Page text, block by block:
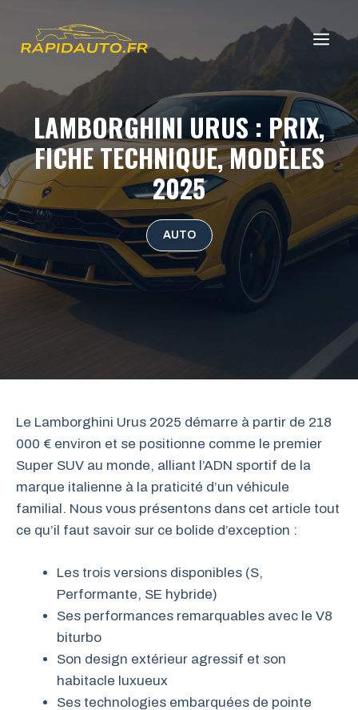
contenu
LAMBORGHINI URUS : PRIX,
FICHE TECHNIQUE, MODÈLES
2025
AUTO
Le Lamborghini Urus 2025 démarre à partir de 218
000 € environ et se positionne comme le premier
Super SUV au monde, alliant l’ADN sportif de la
marque italienne à la praticité d’un véhicule
familial. Nous vous présentons dans cet article tout
ce qu’il faut savoir sur ce bolide d’exception :
Les trois versions disponibles (S,
Performante, SE hybride)
Ses performances remarquables avec le V8
biturbo
Son design extérieur agressif et son
habitacle luxueux
Ses technologies embarquées de pointe